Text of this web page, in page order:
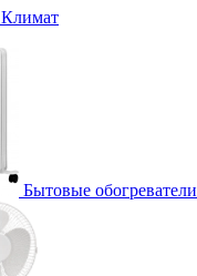
Климат
Бытовые обогреватели